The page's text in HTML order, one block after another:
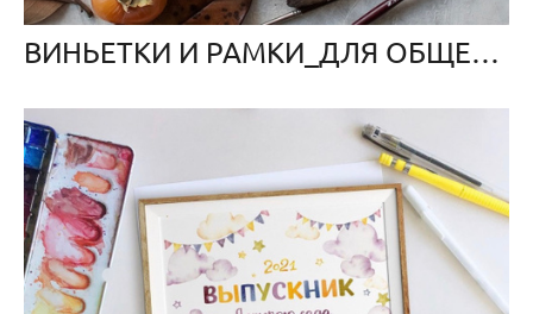
ВИНЬЕТКИ И РАМКИ_ДЛЯ ОБЩЕГО ФОТО